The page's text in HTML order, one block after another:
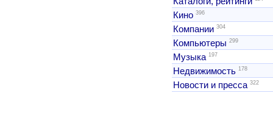
Кино 396
Компании 304
Компьютеры 299
Музыка 197
Недвижимость 178
Новости и пресса 322